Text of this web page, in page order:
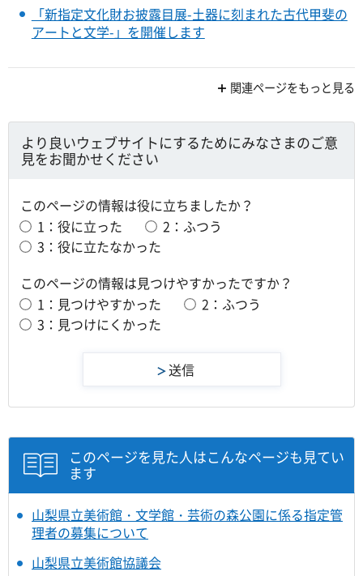
「新指定文化財お披露目展-土器に刻まれた古代甲斐の
アートと文学-」を開催します
関連ページをもっと見る
より良いウェブサイトにするためにみなさまのご意
見をお聞かせください
このページの情報は役に立ちましたか？
1：役に立った
2：ふつう
3：役に立たなかった
このページの情報は見つけやすかったですか？
1：見つけやすかった
2：ふつう
3：見つけにくかった
このページを見た人はこんなページも見てい
ます
山梨県立美術館・文学館・芸術の森公園に係る指定管
理者の募集について
山梨県立美術館協議会